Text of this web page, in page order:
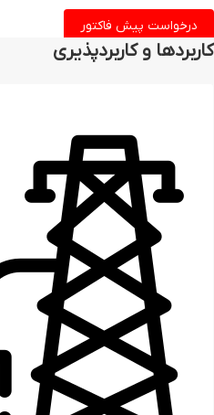
درخواست پیش فاکتور
کاربردها و کاربردپذیری